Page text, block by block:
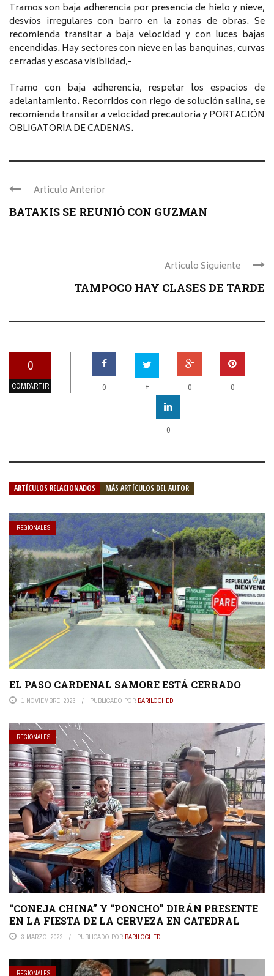
Tramos son baja adherencia por presencia de hielo y nieve,
desvíos irregulares con barro en la zonas de obras. Se
recomienda transitar a baja velocidad y con luces bajas
encendidas. Hay sectores con nieve en las banquinas, curvas
cerradas y escasa visibiidad,-
Tramo con baja adherencia, respetar los espacios de
adelantamiento. Recorridos con riego de solución salina, se
recomienda transitar a velocidad precautoria y PORTACIÓN
OBLIGATORIA DE CADENAS.
Articulo Anterior
BATAKIS SE REUNIÓ CON GUZMAN
Articulo Siguiente
TAMPOCO HAY CLASES DE TARDE
0
COMPARTIR 0 + 0 0
0
ARTÍCULOS RELACIONADOS MÁS ARTÍCULOS DEL AUTOR
REGIONALES
EL PASO CARDENAL SAMORE ESTÁ CERRADO
1 NOVIEMBRE, 2023 PUBLICADO POR BARILOCHED
REGIONALES
“CONEJA CHINA” Y “PONCHO” DIRÁN PRESENTE
EN LA FIESTA DE LA CERVEZA EN CATEDRAL
3 MARZO, 2022 PUBLICADO POR BARILOCHED
REGIONALES